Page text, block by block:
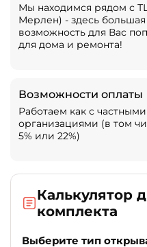
Мы находимся рядом с
Мерлен) - здесь
возможность для Вас
для дома и ремонта!
Возможности оплаты
Работаем как с
организациями (в том
5% или 22%)
Калькулятор
комплекта
Выберите тип